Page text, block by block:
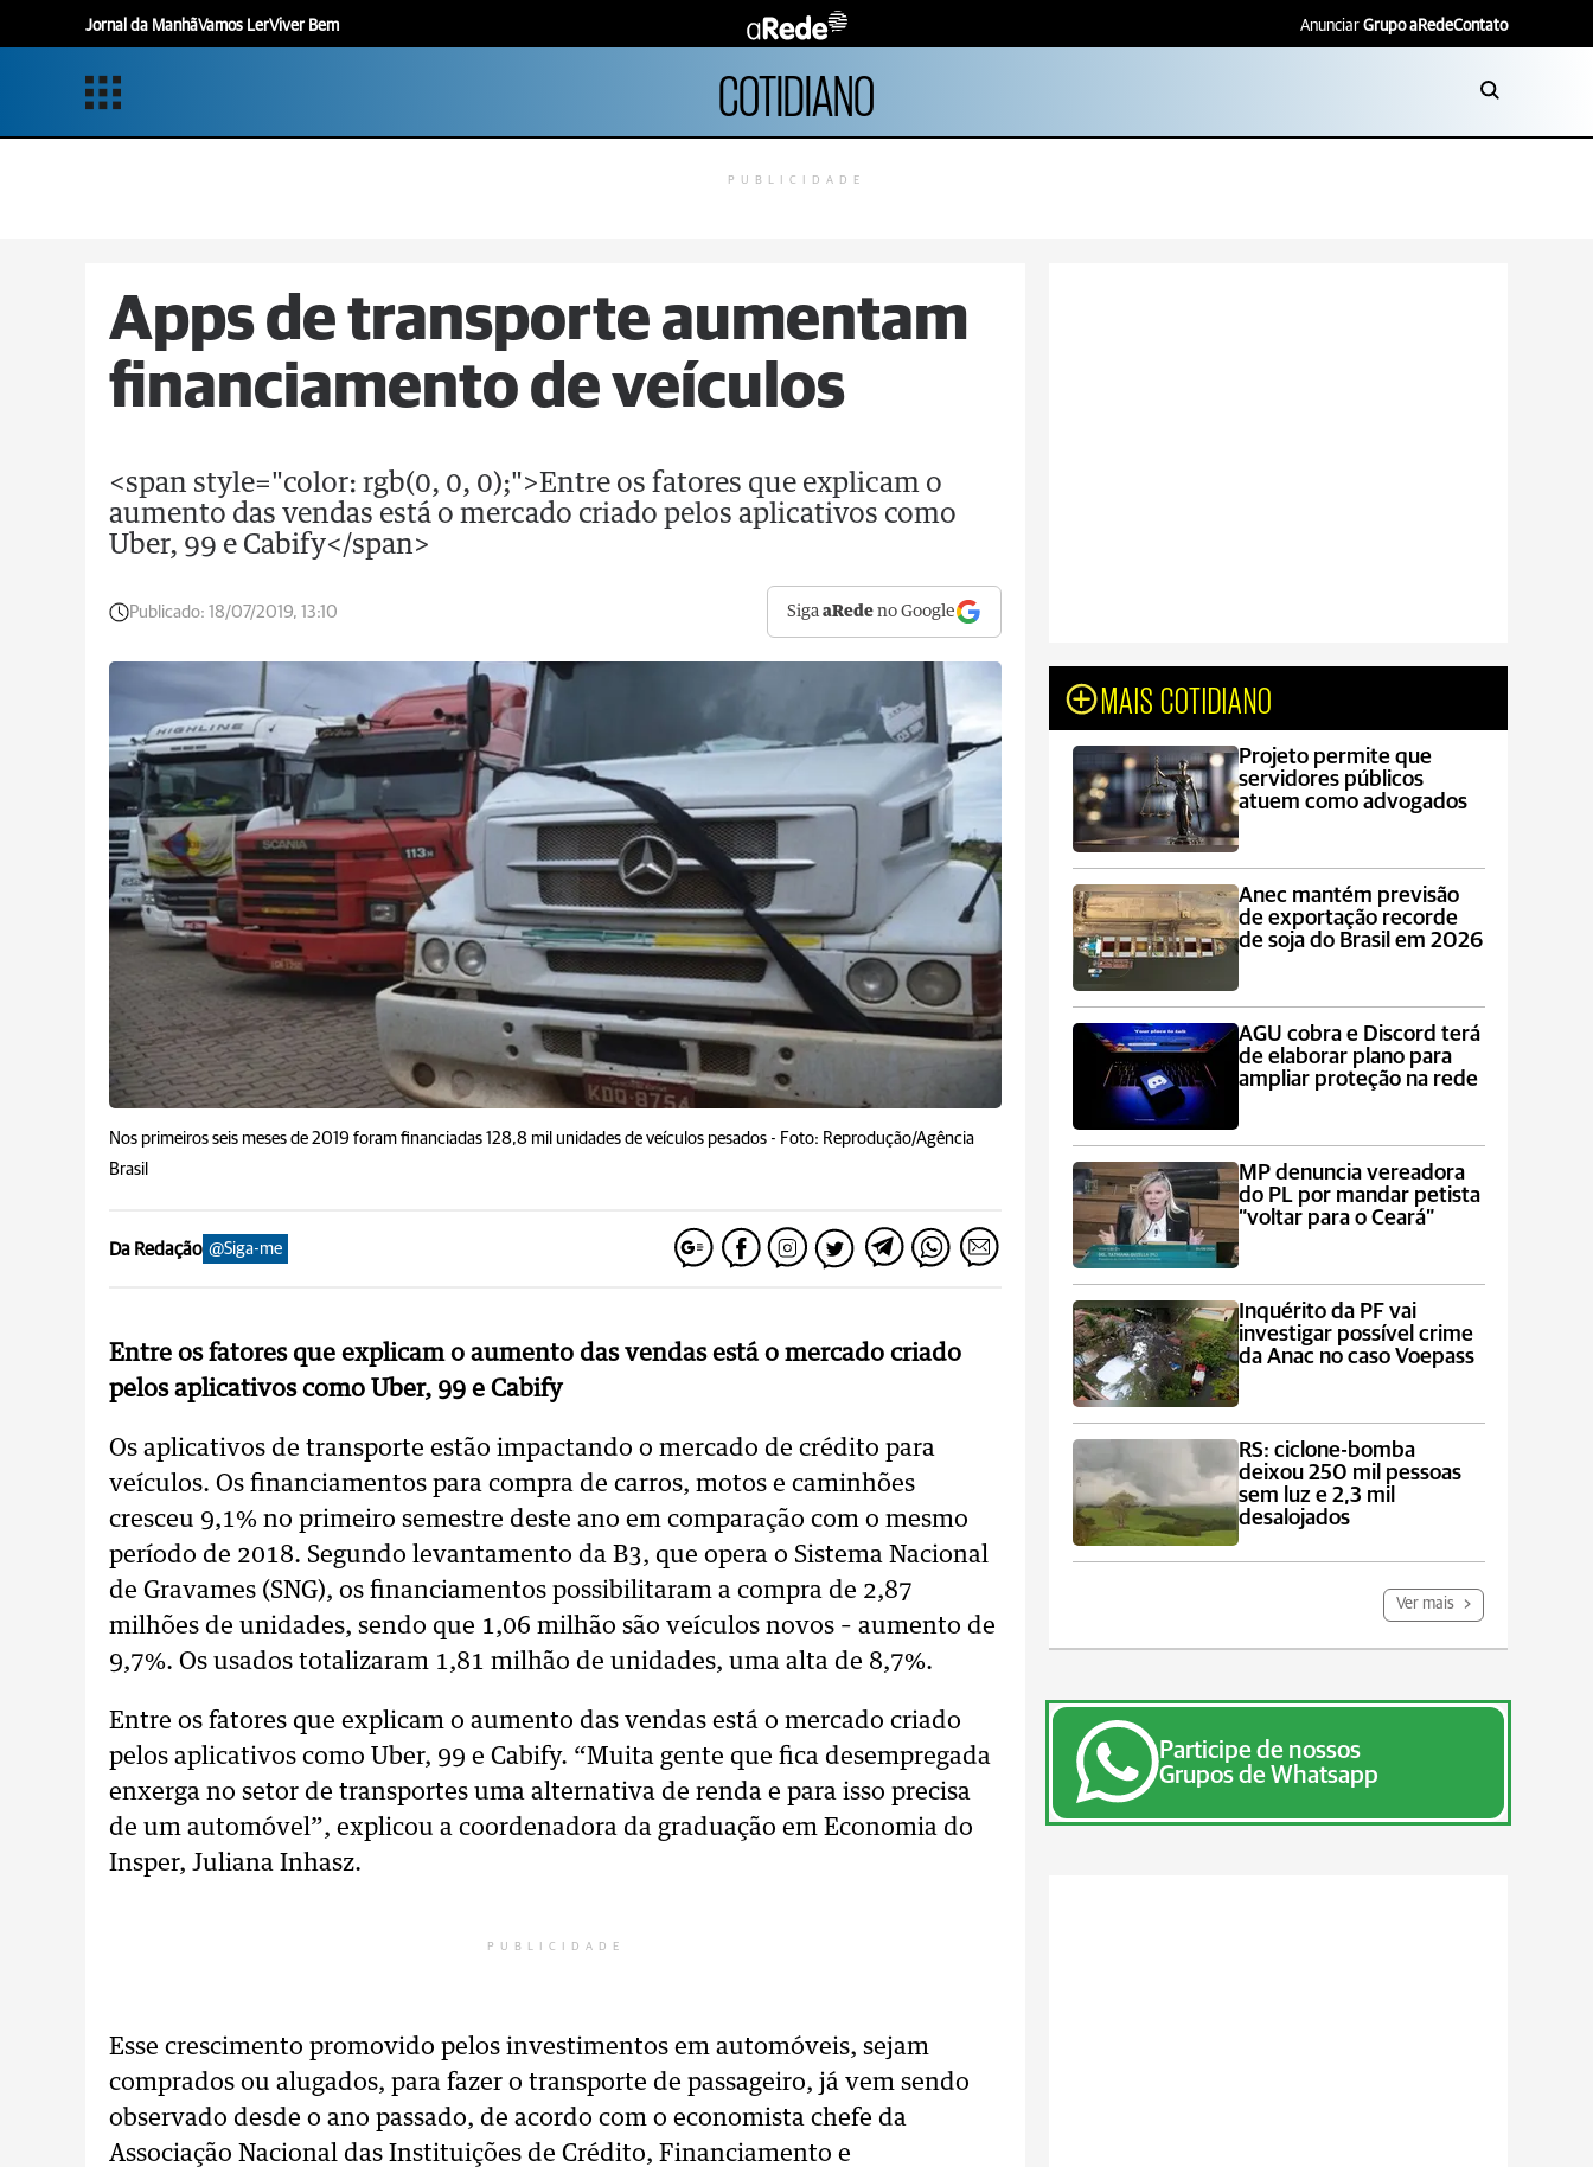
Jornal da ManhãVamos LerViver Bem Anunciar Grupo aRedeContato
COTIDIANO
PUBLICIDADE
Apps de transporte aumentam
financiamento de veículos
<span style="color: rgb(0, 0, 0);">Entre os fatores que explicam o
aumento das vendas está o mercado criado pelos aplicativos como
Uber, 99 e Cabify</span>
Publicado: 18/07/2019, 13:10 SigaaRede no Google
Nos primeiros seis meses de 2019 foram financiadas 128,8 mil unidades de veículos pesados - Foto: Reprodução/Agência
Brasil
Da Redação @Siga-me
Entre os fatores que explicam o aumento das vendas está o mercado criado
pelos aplicativos como Uber, 99 e Cabify
Os aplicativos de transporte estão impactando o mercado de crédito para
veículos. Os financiamentos para compra de carros, motos e caminhões
cresceu 9,1% no primeiro semestre deste ano em comparação com o mesmo
período de 2018. Segundo levantamento da B3, que opera o Sistema Nacional
de Gravames (SNG), os financiamentos possibilitaram a compra de 2,87
milhões de unidades, sendo que 1,06 milhão são veículos novos – aumento de
9,7%. Os usados totalizaram 1,81 milhão de unidades, uma alta de 8,7%.
Entre os fatores que explicam o aumento das vendas está o mercado criado
pelos aplicativos como Uber, 99 e Cabify. “Muita gente que fica desempregada
enxerga no setor de transportes uma alternativa de renda e para isso precisa
de um automóvel”, explicou a coordenadora da graduação em Economia do
Insper, Juliana Inhasz.
PUBLICIDADE
Esse crescimento promovido pelos investimentos em automóveis, sejam
comprados ou alugados, para fazer o transporte de passageiro, já vem sendo
observado desde o ano passado, de acordo com o economista chefe da
Associação Nacional das Instituições de Crédito, Financiamento e
MAIS COTIDIANO
Projeto permite que
servidores públicos
atuem como advogados
Anec mantém previsão
de exportação recorde
de soja do Brasil em 2026
AGU cobra e Discord terá
de elaborar plano para
ampliar proteção na rede
MP denuncia vereadora
do PL por mandar petista
“voltar para o Ceará”
Inquérito da PF vai
investigar possível crime
da Anac no caso Voepass
RS: ciclone-bomba
deixou 250 mil pessoas
sem luz e 2,3 mil
desalojados
Ver mais
Participe de nossos
Grupos de Whatsapp